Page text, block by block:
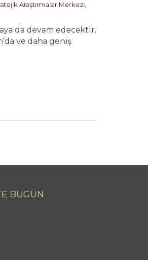
Araştırmalar Merkezi
da devam edecektir.
ve daha geniş
BUGÜN